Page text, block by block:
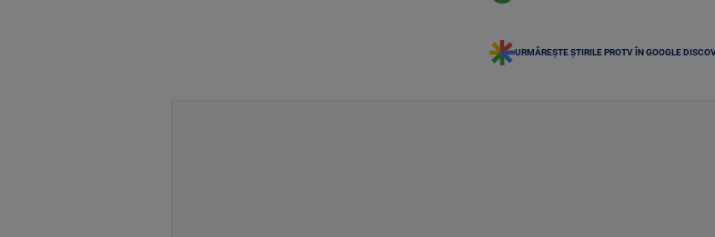
URMĂREȘTE ȘTIRILE PROTV ÎN GOOGLE